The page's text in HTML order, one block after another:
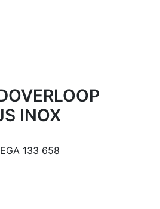
INOX
133 658